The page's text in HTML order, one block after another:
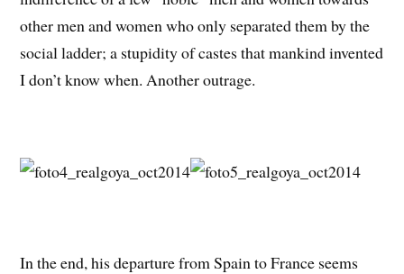
other men and women who only separated them by the
social ladder; a stupidity of castes that mankind invented
I don’t know when. Another outrage.
In the end, his departure from Spain to France seems